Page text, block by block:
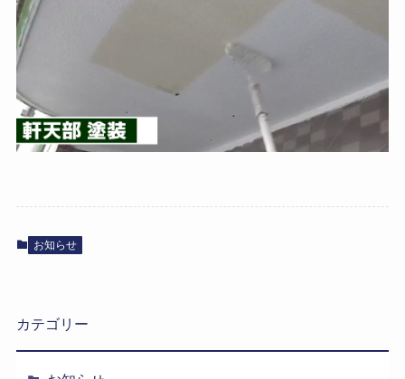
お知らせ
カテゴリー